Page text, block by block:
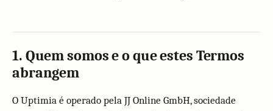
1. Quem somos e o que estes Termos
abrangem
O Uptimia é operado pela JJ Online GmbH, sociedade